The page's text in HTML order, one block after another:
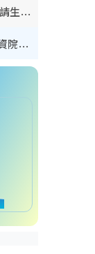
筍工招聘2026｜萊特維健藥廠請生產操作員！月薪高達$1.7萬 冷氣廠房/五天工作/保證雙糧
香港自資院校︱全港逾20間自資院校課程報名攻略 留位費可退/申請日期/報名連結